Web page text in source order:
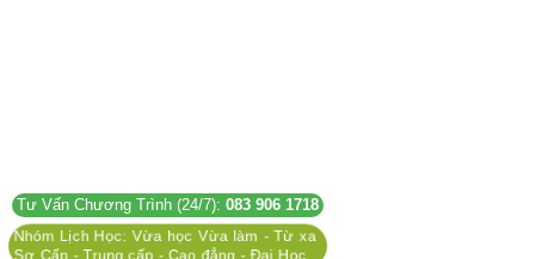
Tư Vấn Chương Trình (24/7): 083 906 1718
Nhóm Lịch Học: Vừa học Vừa làm - Từ xa
Sơ Cấp - Trung cấp - Cao đẳng - Đại Học